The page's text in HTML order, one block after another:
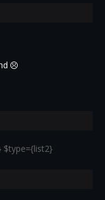
$type={list2}